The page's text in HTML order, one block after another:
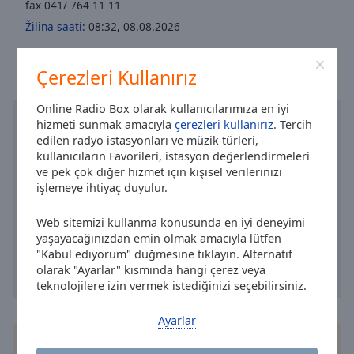
Çerezleri Kullanırız
Online Radio Box olarak kullanıcılarımıza en iyi
hizmeti sunmak amacıylaçerezleri kullanırız. Tercih
edilen radyo istasyonları ve müzik türleri,
kullanıcıların Favorileri, istasyon değerlendirmeleri
ve pek çok diğer hizmet için kişisel verilerinizi
işlemeye ihtiyaç duyulur.
Web sitemizi kullanma konusunda en iyi deneyimi
yaşayacağınızdan emin olmak amacıyla lütfen
"Kabul ediyorum" düğmesine tıklayın. Alternatif
olarak "Ayarlar" kısmında hangi çerez veya
teknolojilere izin vermek istediğinizi seçebilirsiniz.
Ayarlar
Area
Background
Opacity
fax 041/ 764 11 11
Žilina saati: 08:32, 08.08.2026
Akıllı telefonuna Online Radio Boxuygulama